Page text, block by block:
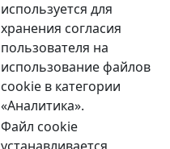
используется для
хранения согласия
пользователя на
использование файлов
cookie в категории
«Аналитика».
Файл cookie